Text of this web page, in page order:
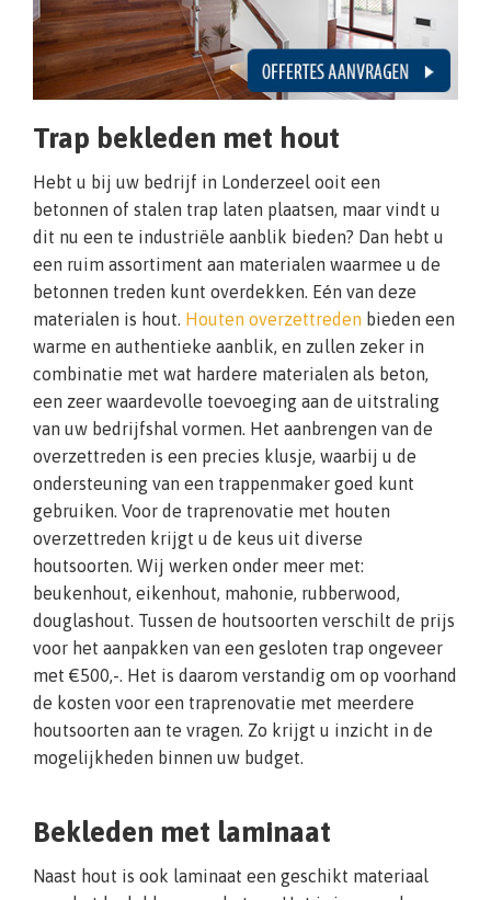
Trap bekleden met hout
Hebt u bij uw bedrijf in Londerzeel ooit een
betonnen of stalen trap laten plaatsen, maar vindt u
dit nu een te industriële aanblik bieden? Dan hebt u
een ruim assortiment aan materialen waarmee u de
betonnen treden kunt overdekken. Eén van deze
materialen is hout. Houten overzettreden bieden een
warme en authentieke aanblik, en zullen zeker in
combinatie met wat hardere materialen als beton,
een zeer waardevolle toevoeging aan de uitstraling
van uw bedrijfshal vormen. Het aanbrengen van de
overzettreden is een precies klusje, waarbij u de
ondersteuning van een trappenmaker goed kunt
gebruiken. Voor de traprenovatie met houten
overzettreden krijgt u de keus uit diverse
houtsoorten. Wij werken onder meer met:
beukenhout, eikenhout, mahonie, rubberwood,
douglashout. Tussen de houtsoorten verschilt de prijs
voor het aanpakken van een gesloten trap ongeveer
met €500,-. Het is daarom verstandig om op voorhand
de kosten voor een traprenovatie met meerdere
houtsoorten aan te vragen. Zo krijgt u inzicht in de
mogelijkheden binnen uw budget.
Bekleden met laminaat
Naast hout is ook laminaat een geschikt materiaal